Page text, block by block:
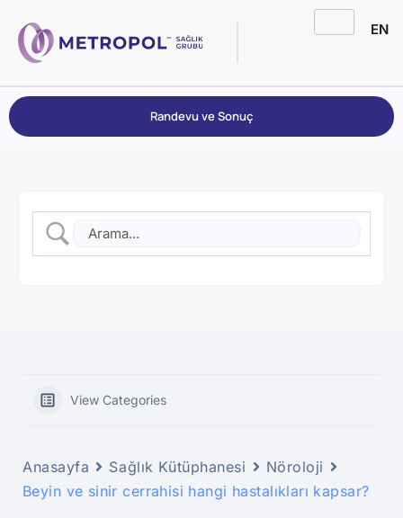
EN
Randevu ve Sonuç
View Categories
Anasayfa Sağlık Kütüphanesi
Nöroloji
Beyin ve sinir cerrahisi hangi hastalıkları kapsar?